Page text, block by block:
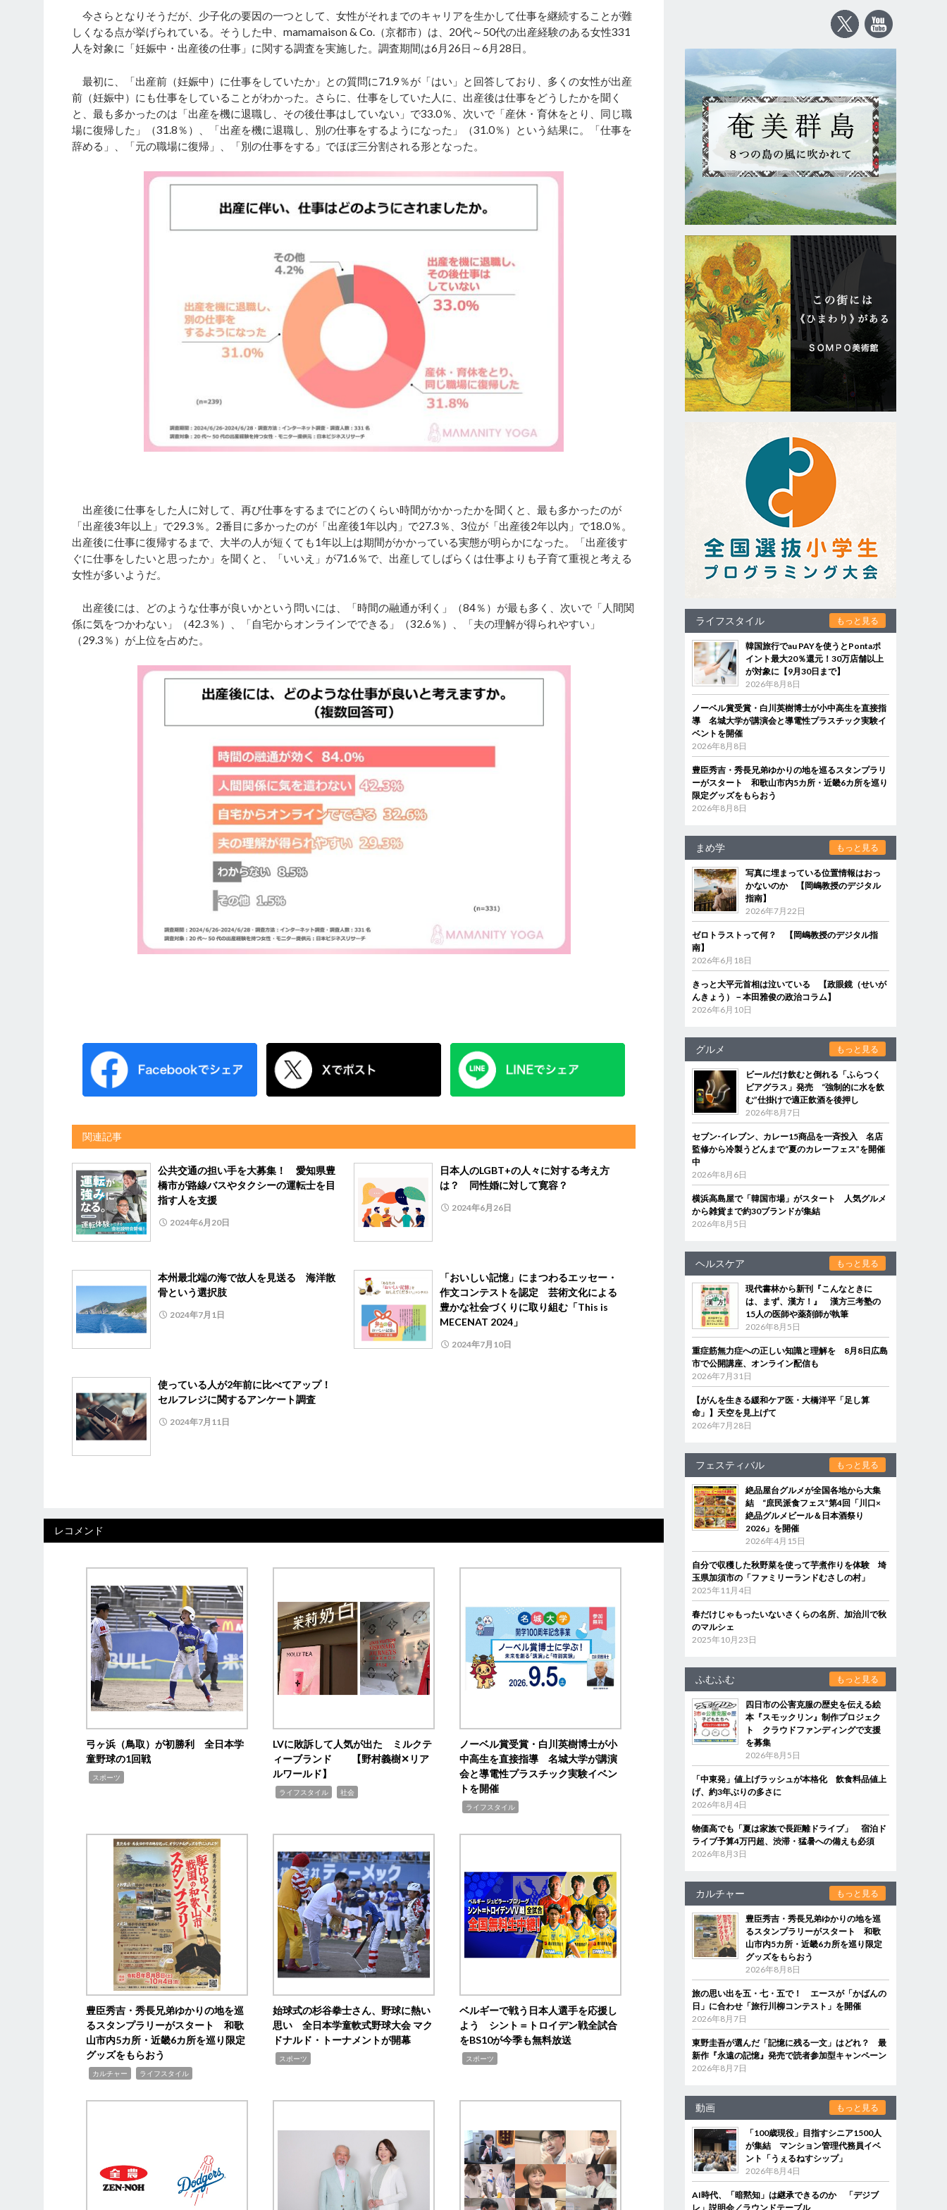
今さらとなりそうだが、少子化の要因の一つとして、女性がそれまでのキャリアを生かして仕事を継続することが難
しくなる点が挙げられている。そうした中、mamamaison & Co.（京都市）は、20代～50代の出産経験のある女性331
人を対象に「妊娠中・出産後の仕事」に関する調査を実施した。調査期間は6月26日～6月28日。
最初に、「出産前（妊娠中）に仕事をしていたか」との質問に71.9％が「はい」と回答しており、多くの女性が出産
前（妊娠中）にも仕事をしていることがわかった。さらに、仕事をしていた人に、出産後は仕事をどうしたかを聞く
と、最も多かったのは「出産を機に退職し、その後仕事はしていない」で33.0％、次いで「産休・育休をとり、同じ職
場に復帰した」（31.8％）、「出産を機に退職し、別の仕事をするようになった」（31.0％）という結果に。「仕事を
辞める」、「元の職場に復帰」、「別の仕事をする」でほぼ三分割される形となった。
出産後に仕事をした人に対して、再び仕事をするまでにどのくらい時間がかかったかを聞くと、最も多かったのが
「出産後3年以上」で29.3％。2番目に多かったのが「出産後1年以内」で27.3％、3位が「出産後2年以内」で18.0％。
出産後に仕事に復帰するまで、大半の人が短くても1年以上は期間がかかっている実態が明らかになった。「出産後す
ぐに仕事をしたいと思ったか」を聞くと、「いいえ」が71.6％で、出産してしばらくは仕事よりも子育て重視と考える
女性が多いようだ。
出産後には、どのような仕事が良いかという問いには、「時間の融通が利く」（84％）が最も多く、次いで「人間関
係に気をつかわない」（42.3％）、「自宅からオンラインでできる」（32.6％）、「夫の理解が得られやすい」
（29.3％）が上位を占めた。
関連記事
公共交通の担い手を大募集！ 愛知県豊
橋市が路線バスやタクシーの運転士を目
指す人を支援
2024年6月20日
日本人のLGBT+の人々に対する考え方
は？ 同性婚に対して寛容？
2024年6月26日
本州最北端の海で故人を見送る 海洋散
骨という選択肢
2024年7月1日
「おいしい記憶」にまつわるエッセー・
作文コンテストを認定 芸術文化による
豊かな社会づくりに取り組む「This is
MECENAT 2024」
2024年7月10日
使っている人が2年前に比べてアップ！
セルフレジに関するアンケート調査
2024年7月11日
レコメンド
弓ヶ浜（鳥取）が初勝利 全日本学
童野球の1回戦
スポーツ
LVに敗訴して人気が出た ミルクテ
ィーブランド 【野村義樹✕リア
ルワールド】
ライフスタイル 社会
ノーベル賞受賞・白川英樹博士が小
中高生を直接指導 名城大学が講演
会と導電性プラスチック実験イベン
トを開催
ライフスタイル
豊臣秀吉・秀長兄弟ゆかりの地を巡
るスタンプラリーがスタート 和歌
山市内5カ所・近畿6カ所を巡り限定
グッズをもらおう
カルチャー ライフスタイル
始球式の杉谷拳士さん、野球に熱い
思い 全日本学童軟式野球大会 マク
ドナルド・トーナメントが開幕
スポーツ
ベルギーで戦う日本人選手を応援し
よう シント＝トロイデン戦全試合
をBS10が今季も無料放送
スポーツ
ライフスタイル もっと見る
韓国旅行でau PAYを使うとPontaポ
イント最大20％還元！30万店舗以上
が対象に【9月30日まで】
2026年8月8日
ノーベル賞受賞・白川英樹博士が小中高生を直接指
導 名城大学が講演会と導電性プラスチック実験イ
ベントを開催
2026年8月8日
豊臣秀吉・秀長兄弟ゆかりの地を巡るスタンプラリ
ーがスタート 和歌山市内5カ所・近畿6カ所を巡り
限定グッズをもらおう
2026年8月8日
まめ学 もっと見る
写真に埋まっている位置情報はおっ
かないのか 【岡嶋教授のデジタル
指南】
2026年7月22日
ゼロトラストって何？ 【岡嶋教授のデジタル指
南】
2026年6月18日
きっと大平元首相は泣いている 【政眼鏡（せいが
んきょう）－本田雅俊の政治コラム】
2026年6月10日
グルメ もっと見る
ビールだけ飲むと倒れる「ふらつく
ビアグラス」発売 “強制的に水を飲
む”仕掛けで適正飲酒を後押し
2026年8月7日
セブン‐イレブン、カレー15商品を一斉投入 名店
監修から冷製うどんまで“夏のカレーフェス”を開催
中
2026年8月6日
横浜高島屋で「韓国市場」がスタート 人気グルメ
から雑貨まで約30ブランドが集結
2026年8月5日
ヘルスケア もっと見る
現代書林から新刊『こんなときに
は、まず、漢方！』 漢方三考塾の
15人の医師や薬剤師が執筆
2026年8月5日
重症筋無力症への正しい知識と理解を 8月8日広島
市で公開講座、オンライン配信も
2026年7月31日
【がんを生きる緩和ケア医・大橋洋平「足し算
命」】天空を見上げて
2026年7月28日
フェスティバル もっと見る
絶品屋台グルメが全国各地から大集
結 “庶民派食フェス”第4回「川口×
絶品グルメビール＆日本酒祭り
2026」を開催
2026年4月15日
自分で収穫した秋野菜を使って芋煮作りを体験 埼
玉県加須市の「ファミリーランドむさしの村」
2025年11月4日
春だけじゃもったいないさくらの名所、加治川で秋
のマルシェ
2025年10月23日
ふむふむ もっと見る
四日市の公害克服の歴史を伝える絵
本『スモックリン』制作プロジェク
ト クラウドファンディングで支援
を募集
2026年8月5日
「中東発」値上げラッシュが本格化 飲食料品値上
げ、約3年ぶりの多さに
2026年8月4日
物価高でも「夏は家族で長距離ドライブ」 宿泊ド
ライブ予算4万円超、渋滞・猛暑への備えも必須
2026年8月3日
カルチャー もっと見る
豊臣秀吉・秀長兄弟ゆかりの地を巡
るスタンプラリーがスタート 和歌
山市内5カ所・近畿6カ所を巡り限定
グッズをもらおう
2026年8月8日
旅の思い出を五・七・五で！ エースが「かばんの
日」に合わせ「旅行川柳コンテスト」を開催
2026年8月7日
東野圭吾が選んだ「記憶に残る一文」はどれ？ 最
新作『永遠の記憶』発売で読者参加型キャンペーン
2026年8月7日
動画 もっと見る
「100歳現役」目指すシニア1500人
が集結 マンション管理代務員イベ
ント「うぇるねすシップ」
2026年8月4日
AI時代、「暗黙知」は継承できるのか 「デジブ
レ」説明会／ラウンドテーブル